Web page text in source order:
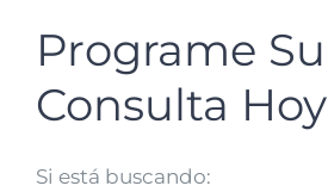
Programe Su
Consulta Hoy
Si está buscando: